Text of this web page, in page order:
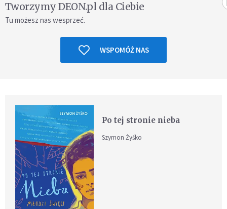
Tworzymy DEON.pl dla Ciebie
Tu możesz nas wesprzeć.
WSPOMÓŻ NAS
Po tej stronie nieba
Szymon Żyśko